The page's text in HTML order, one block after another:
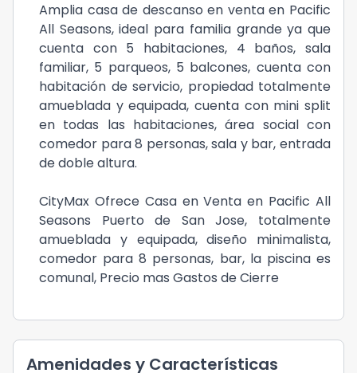
Amplia casa de descanso en venta en Pacific
All Seasons, ideal para familia grande ya que
cuenta con 5 habitaciones, 4 baños, sala
familiar, 5 parqueos, 5 balcones, cuenta con
habitación de servicio, propiedad totalmente
amueblada y equipada, cuenta con mini split
en todas las habitaciones, área social con
comedor para 8 personas, sala y bar, entrada
de doble altura.
CityMax Ofrece Casa en Venta en Pacific All
Seasons Puerto de San Jose, totalmente
amueblada y equipada, diseño minimalista,
comedor para 8 personas, bar, la piscina es
comunal, Precio mas Gastos de Cierre
Amenidades y Características